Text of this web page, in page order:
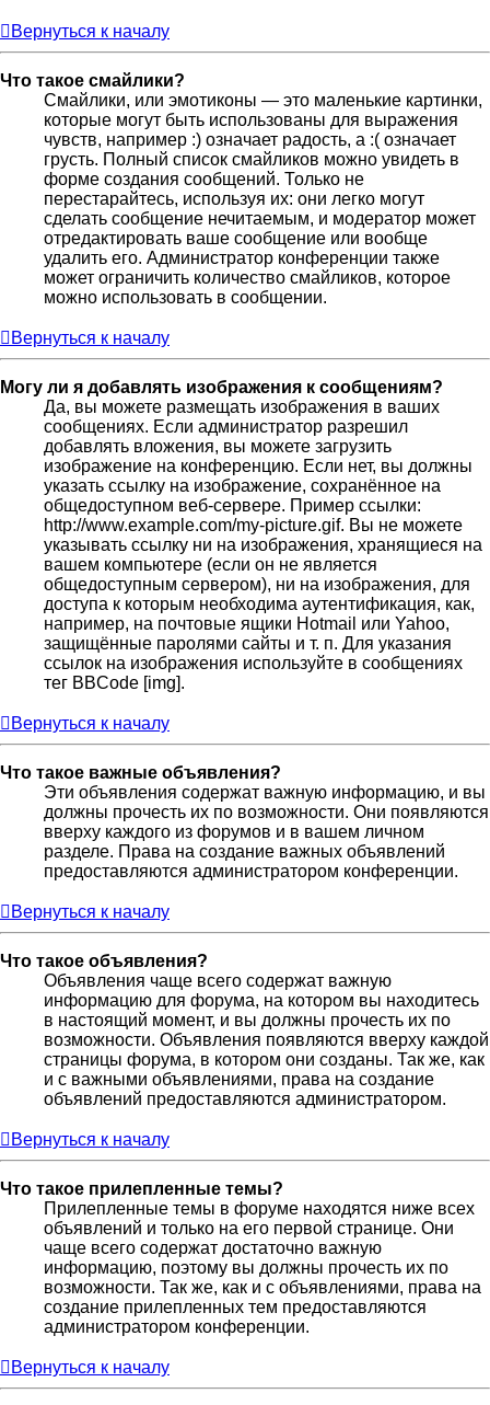
Вернуться к началу
Что такое смайлики?
Смайлики, или эмотиконы — это маленькие картинки,
которые могут быть использованы для выражения
чувств, например :) означает радость, а :( означает
грусть. Полный список смайликов можно увидеть в
форме создания сообщений. Только не
перестарайтесь, используя их: они легко могут
сделать сообщение нечитаемым, и модератор может
отредактировать ваше сообщение или вообще
удалить его. Администратор конференции также
может ограничить количество смайликов, которое
можно использовать в сообщении.
Вернуться к началу
Могу ли я добавлять изображения к сообщениям?
Да, вы можете размещать изображения в ваших
сообщениях. Если администратор разрешил
добавлять вложения, вы можете загрузить
изображение на конференцию. Если нет, вы должны
указать ссылку на изображение, сохранённое на
общедоступном веб-сервере. Пример ссылки:
http://www.example.com/my-picture.gif. Вы не можете
указывать ссылку ни на изображения, хранящиеся на
вашем компьютере (если он не является
общедоступным сервером), ни на изображения, для
доступа к которым необходима аутентификация, как,
например, на почтовые ящики Hotmail или Yahoo,
защищённые паролями сайты и т. п. Для указания
ссылок на изображения используйте в сообщениях
тег BBCode [img].
Вернуться к началу
Что такое важные объявления?
Эти объявления содержат важную информацию, и вы
должны прочесть их по возможности. Они появляются
вверху каждого из форумов и в вашем личном
разделе. Права на создание важных объявлений
предоставляются администратором конференции.
Вернуться к началу
Что такое объявления?
Объявления чаще всего содержат важную
информацию для форума, на котором вы находитесь
в настоящий момент, и вы должны прочесть их по
возможности. Объявления появляются вверху каждой
страницы форума, в котором они созданы. Так же, как
и с важными объявлениями, права на создание
объявлений предоставляются администратором.
Вернуться к началу
Что такое прилепленные темы?
Прилепленные темы в форуме находятся ниже всех
объявлений и только на его первой странице. Они
чаще всего содержат достаточно важную
информацию, поэтому вы должны прочесть их по
возможности. Так же, как и с объявлениями, права на
создание прилепленных тем предоставляются
администратором конференции.
Вернуться к началу